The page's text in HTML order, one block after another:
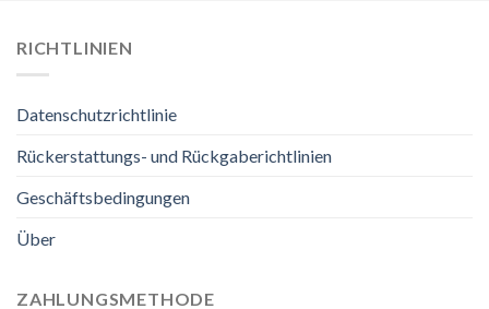
RICHTLINIEN
Datenschutzrichtlinie
Rückerstattungs- und Rückgaberichtlinien
Geschäftsbedingungen
Über
ZAHLUNGSMETHODE